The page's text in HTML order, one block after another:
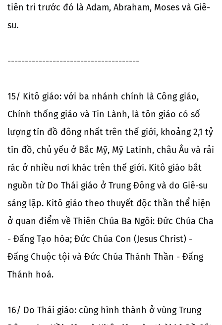
tiên tri trước đó là Adam, Abraham, Moses và Giê-
su.
--------------------------------------
15/ Kitô giáo: với ba nhánh chính là Công giáo,
Chính thống giáo và Tin Lành, là tôn giáo có số
lượng tín đồ đông nhất trên thế giới, khoảng 2,1 tỷ
tín đồ, chủ yếu ở Bắc Mỹ, Mỹ Latinh, châu Âu và rải
rác ở nhiều nơi khác trên thế giới. Kitô giáo bắt
nguồn từ Do Thái giáo ở Trung Đông và do Giê-su
sáng lập. Kitô giáo theo thuyết độc thần thể hiện
ở quan điểm về Thiên Chúa Ba Ngôi: Đức Chúa Cha
- Đấng Tạo hóa; Đức Chúa Con (Jesus Christ) -
Đấng Chuộc tội và Đức Chúa Thánh Thần - Đấng
Thánh hoá.
16/ Do Thái giáo: cũng hình thành ở vùng Trung